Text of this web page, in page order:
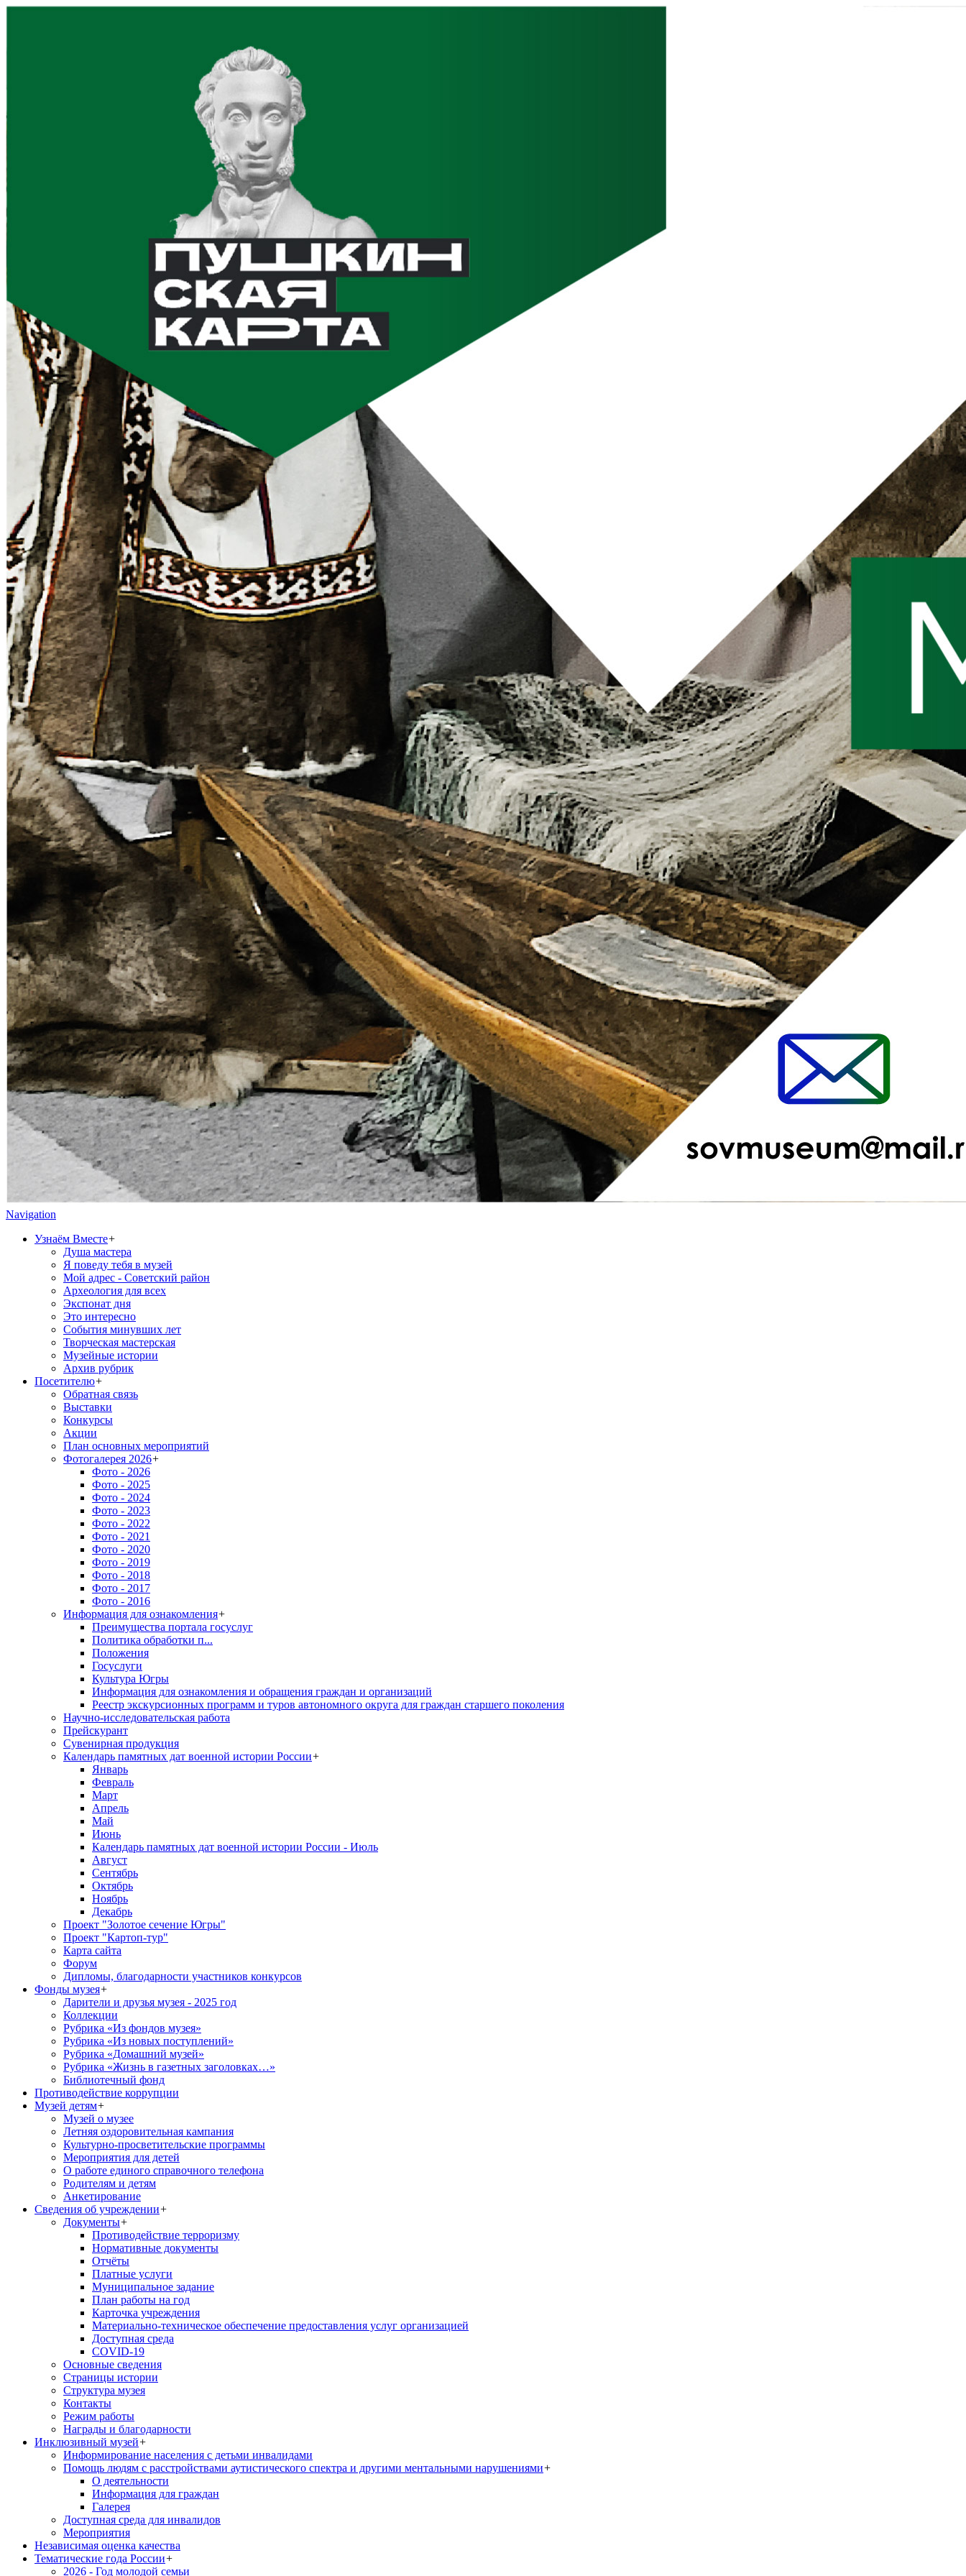
Navigation
Узнаём Вместе+
Душа мастера
Я поведу тебя в музей
Мой адрес - Советский район
Археология для всех
Экспонат дня
Это интересно
События минувших лет
Творческая мастерская
Музейные истории
Архив рубрик
Посетителю+
Обратная связь
Выставки
Конкурсы
Акции
План основных мероприятий
Фотогалерея 2026+
Фото - 2026
Фото - 2025
Фото - 2024
Фото - 2023
Фото - 2022
Фото - 2021
Фото - 2020
Фото - 2019
Фото - 2018
Фото - 2017
Фото - 2016
Информация для ознакомления+
Преимущества портала госуслуг
Политика обработки п...
Положения
Госуслуги
Культура Югры
Информация для ознакомления и обращения граждан и организаций
Реестр экскурсионных программ и туров автономного округа для граждан старшего поколения
Научно-исследовательская работа
Прейскурант
Сувенирная продукция
Календарь памятных дат военной истории России+
Январь
Февраль
Март
Апрель
Май
Июнь
Календарь памятных дат военной истории России - Июль
Август
Сентябрь
Октябрь
Ноябрь
Декабрь
Проект "Золотое сечение Югры"
Проект "Картоп-тур"
Карта сайта
Форум
Дипломы, благодарности участников конкурсов
Фонды музея+
Дарители и друзья музея - 2025 год
Коллекции
Рубрика «Из фондов музея»
Рубрика «Из новых поступлений»
Рубрика «Домашний музей»
Рубрика «Жизнь в газетных заголовках…»
Библиотечный фонд
Противодействие коррупции
Музей детям+
Музей о музее
Летняя оздоровительная кампания
Культурно-просветительские программы
Мероприятия для детей
О работе единого справочного телефона
Родителям и детям
Анкетирование
Сведения об учреждении+
Документы+
Противодействие терроризму
Нормативные документы
Отчёты
Платные услуги
Муниципальное задание
План работы на год
Карточка учреждения
Материально-техническое обеспечение предоставления услуг организацией
Доступная среда
COVID-19
Основные сведения
Страницы истории
Структура музея
Контакты
Режим работы
Награды и благодарности
Инклюзивный музей+
Информирование населения с детьми инвалидами
Помощь людям с расстройствами аутистического спектра и другими ментальными нарушениями+
О деятельности
Информация для граждан
Галерея
Доступная среда для инвалидов
Мероприятия
Независимая оценка качества
Тематические года России+
2026 - Год молодой семьи